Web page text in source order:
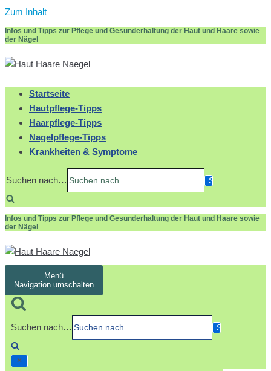
Zum Inhalt
Infos und Tipps zur Pflege und Gesunderhaltung der Haut und Haare sowie
der Nägel
Startseite
Hautpflege-Tipps
Haarpflege-Tipps
Nagelpflege-Tipps
Krankheiten & Symptome
Suchen nach…
Infos und Tipps zur Pflege und Gesunderhaltung der Haut und Haare sowie
der Nägel
Menü
Navigation umschalten
Suchen nach…